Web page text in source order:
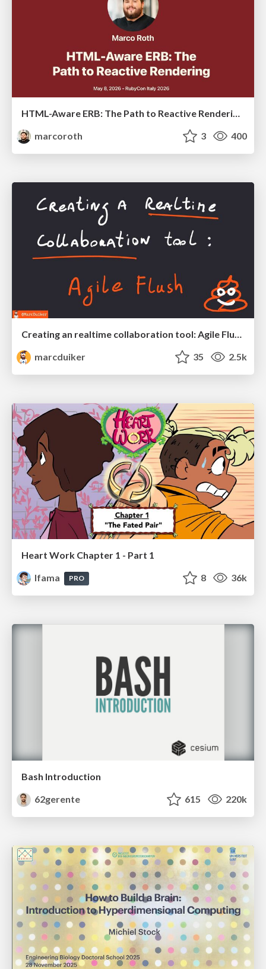
marcoroth
3 400
Creating an realtime collaboration tool: Agile Flush - .NET Oxford
marcduiker
35 2.5k
Heart Work Chapter 1 - Part 1
lfama
PRO 8 36k
Bash Introduction
62gerente
615 220k